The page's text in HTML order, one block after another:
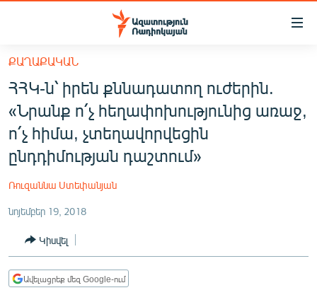
Մատչելիության
հիմնական
բովանդակությանը
Անցնել
հիմնական
մենյուին
Որոնում
ՀԱՅԱՍՏԱՆ
ՔԱՂԱՔԱԿԱՆ
ԸՆՏՐՈՒԹՅՈՒՆՆԵՐ 2026
ՊԱՏԵՐԱԶՄԻ 6 ՇԱԲԱԹՆԵՐԸ
ՔԱՂԱՔԱԿԱՆ
ՀՀԿ-ն՝ իրեն քննադատող ուժերին.
«Նրանք ո՛չ հեղափոխությունից առաջ,
ո՛չ հիմա, չտեղավորվեցին
ընդդիմության դաշտում»
Ռուզաննա Ստեփանյան
նոյեմբեր 19, 2018
Կիսվել
Ավելացրեք մեզ Google-ում